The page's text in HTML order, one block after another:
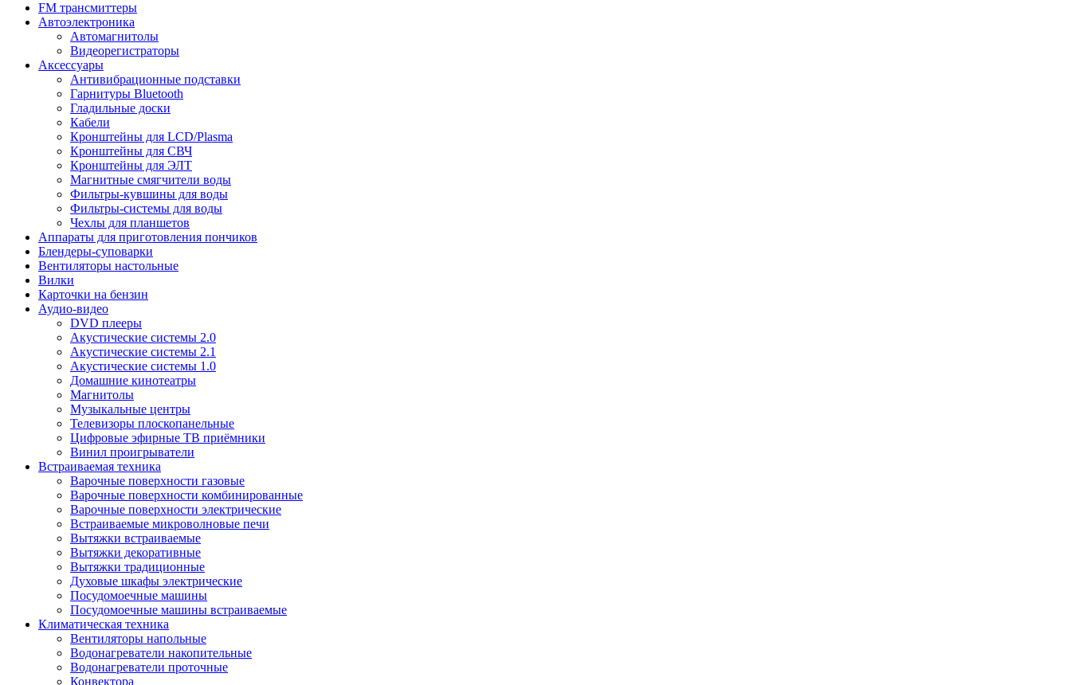
FM трансмиттеры
Автоэлектроника
Автомагнитолы
Видеорегистраторы
Аксессуары
Антивибрационные подставки
Гарнитуры Bluetooth
Гладильные доски
Кабели
Кронштейны для LCD/Plasma
Кронштейны для СВЧ
Кронштейны для ЭЛТ
Магнитные смягчители воды
Фильтры-кувшины для воды
Фильтры-системы для воды
Чехлы для планшетов
Аппараты для приготовления пончиков
Блендеры-суповарки
Вентиляторы настольные
Вилки
Карточки на бензин
Аудио-видео
DVD плееры
Акустические системы 2.0
Акустические системы 2.1
Акустические системы 1.0
Домашние кинотеатры
Магнитолы
Музыкальные центры
Телевизоры плоскопанельные
Цифровые эфирные ТВ приёмники
Винил проигрыватели
Встраиваемая техника
Варочные поверхности газовые
Варочные поверхности комбинированные
Варочные поверхности электрические
Встраиваемые микроволновые печи
Вытяжки встраиваемые
Вытяжки декоративные
Вытяжки традиционные
Духовые шкафы электрические
Посудомоечные машины
Посудомоечные машины встраиваемые
Климатическая техника
Вентиляторы напольные
Водонагреватели накопительные
Водонагреватели проточные
Конвектора